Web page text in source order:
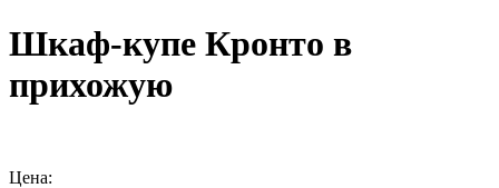
Шкаф-купе Кронто в
прихожую
Цена: